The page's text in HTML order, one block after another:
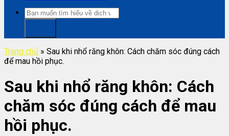
Trang chủ » Sau khi nhổ răng khôn: Cách chăm sóc đúng cách
để mau hồi phục.
Sau khi nhổ răng khôn: Cách
chăm sóc đúng cách để mau
hồi phục.